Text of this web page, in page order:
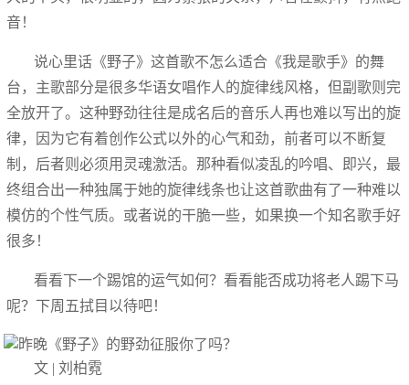
音！
说心里话《野子》这首歌不怎么适合《我是歌手》的舞
台，主歌部分是很多华语女唱作人的旋律线风格，但副歌则完
全放开了。这种野劲往往是成名后的音乐人再也难以写出的旋
律，因为它有着创作公式以外的心气和劲，前者可以不断复
制，后者则必须用灵魂激活。那种看似凌乱的吟唱、即兴，最
终组合出一种独属于她的旋律线条也让这首歌曲有了一种难以
模仿的个性气质。或者说的干脆一些，如果换一个知名歌手好
很多！
看看下一个踢馆的运气如何？看看能否成功将老人踢下马
呢？下周五拭目以待吧！
文 | 刘柏霓